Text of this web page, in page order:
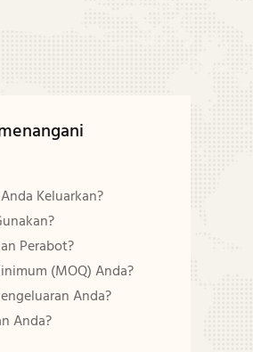
Keluarkan?
Perabot?
(MOQ) Anda?
Anda?
Anda?